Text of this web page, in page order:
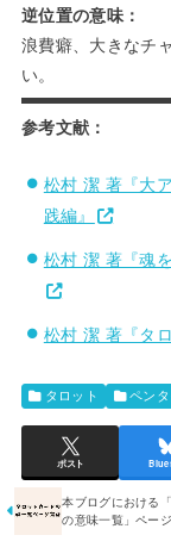
逆位置の意味：
浪費癖、大きなチ
い。
参考文献：
松村 潔 著『大
践編』
松村 潔 著『魂
松村 潔 著『タ
タロット ペン
ポスト
本ブログにおける
の意味一覧」ペー